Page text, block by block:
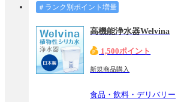
＃ランク別ポイント増量
高機能浄水器Welvina
1,500ポイント
新規商品購入
食品・飲料・デリバリー